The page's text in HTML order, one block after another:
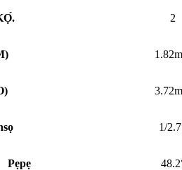
2
1/
Pẹpẹ